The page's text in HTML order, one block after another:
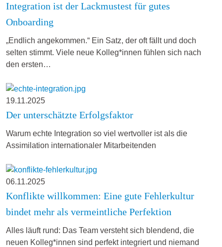
Integration ist der Lackmustest für gutes
Onboarding
„Endlich angekommen.“ Ein Satz, der oft fällt und doch
selten stimmt. Viele neue Kolleg*innen fühlen sich nach
den ersten…
19.11.2025
Der unterschätzte Erfolgsfaktor
Warum echte Integration so viel wertvoller ist als die
Assimilation internationaler Mitarbeitenden
06.11.2025
Konflikte willkommen: Eine gute Fehlerkultur
bindet mehr als vermeintliche Perfektion
Alles läuft rund: Das Team versteht sich blendend, die
neuen Kolleg*innen sind perfekt integriert und niemand